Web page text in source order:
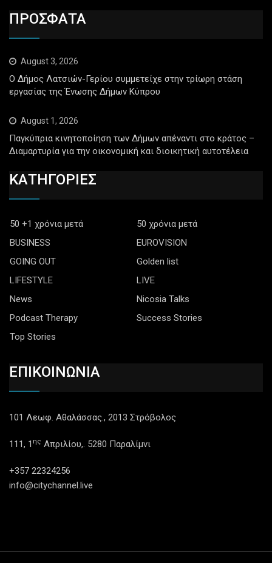
ΠΡΟΣΦΑΤΑ
August 3, 2026
Ο Δήμος Λατσιών-Γερίου συμμετείχε στην τρίωρη στάση
εργασίας της Ένωσης Δήμων Κύπρου
August 1, 2026
Παγκύπρια κινητοποίηση των Δήμων απέναντι στο κράτος –
Διαμαρτυρία για την οικονομική και διοικητική αυτοτέλεια
ΚΑΤΗΓΟΡΙΕΣ
50 +1 χρόνια μετά
50 χρόνια μετά
BUSINESS
EUROVISION
GOING OUT
Golden list
LIFESTYLE
LIVE
News
Nicosia Talks
Podcast Therapy
Success Stories
Top Stories
ΕΠΙΚΟΙΝΩΝΙΑ
101 Λεωφ. Αθαλάσσας., 2013 Στρόβολος
111, 1 ης Απριλίου,. 5280 Παραλίμνι
+357 22324256
info@citychannel.live